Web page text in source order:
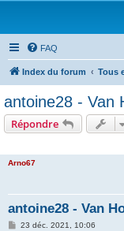
FAQ
Index du forum Tous
antoine28 - Van
Répondre
Arno67
antoine28 - Van
M23 déc. 2021, 10:06